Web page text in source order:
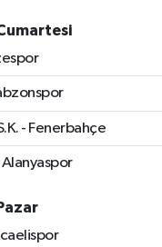
- Fenerbahçe